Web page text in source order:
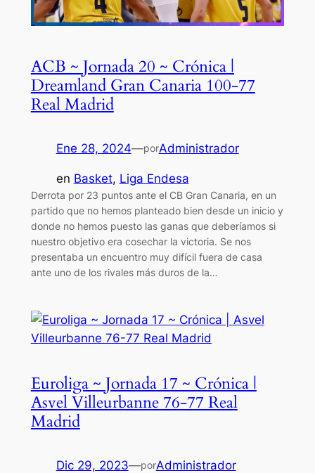
ACB ~ Jornada 20 ~ Crónica |
Dreamland Gran Canaria 100-77
Real Madrid
Ene 28, 2024—porAdministrador
en Basket, Liga Endesa
Derrota por 23 puntos ante el CB Gran Canaria, en un
partido que no hemos planteado bien desde un inicio y
donde no hemos puesto las ganas que deberíamos si
nuestro objetivo era cosechar la victoria. Se nos
presentaba un encuentro muy difícil fuera de casa
ante uno de los rivales más duros de la…
Euroliga ~ Jornada 17 ~ Crónica |
Asvel Villeurbanne 76-77 Real
Madrid
Dic 29, 2023—porAdministrador